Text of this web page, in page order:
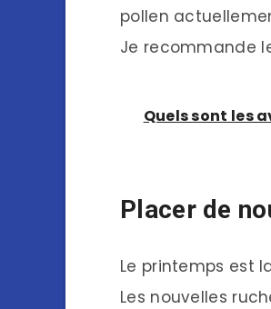
pollen
Je recommande
Quels sont les
Placer de
Le printemps est
Les nouvelles